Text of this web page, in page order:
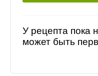
У рецепта пока
может быть